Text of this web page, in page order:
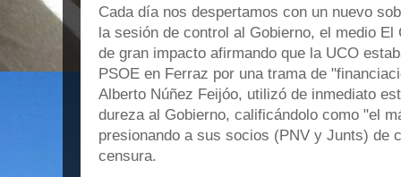
Cada día nos despertamos con un nuevo
la sesión de control al Gobierno, el medio
de gran impacto afirmando que la UCO
PSOE en Ferraz por una trama de
Alberto Núñez Feijóo, utilizó de inmediato
dureza al Gobierno, calificándolo como "el
presionando a sus socios (PNV y Junts) de
censura.